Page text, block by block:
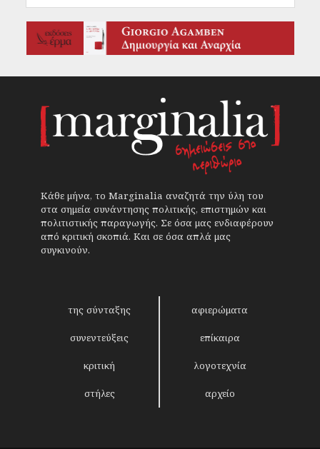
Κάθε μήνα, το Marginalia αναζητά την ύλη του
στα σημεία συνάντησης πολιτικής, επιστημών και
πολιτιστικής παραγωγής. Σε όσα μας ενδιαφέρουν
από κριτική σκοπιά. Και σε όσα απλά μας
συγκινούν.
της σύνταξης αφιερώματα
συνεντεύξεις επίκαιρα
κριτική λογοτεχνία
στήλες αρχείο